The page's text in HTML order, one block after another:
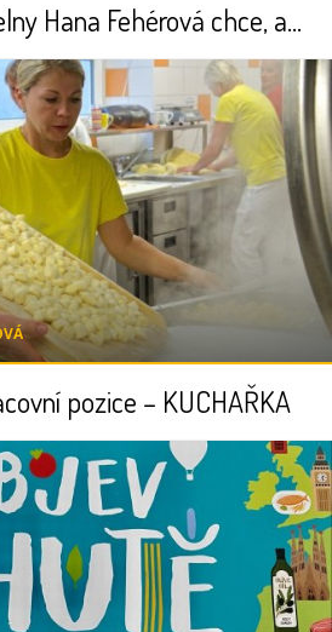
Vedoucí školní jídelny Hana Fehérová chce, aby byli strávníci spokojeni
pozice – KUCHAŘKA